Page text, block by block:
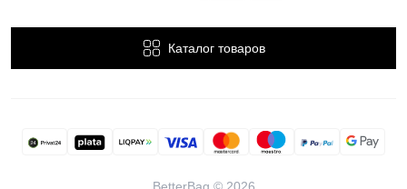
Каталог товаров